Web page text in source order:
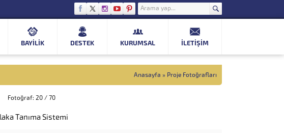
BAYİLİK DESTEK KURUMSAL İLETIŞIM
Anasayfa » Proje Fotoğrafları
Fotoğraf: 20 / 70
Tanıma Sistemi